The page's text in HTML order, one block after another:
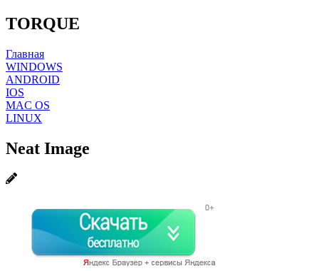
TORQUE
Главная
WINDOWS
ANDROID
IOS
MAC OS
LINUX
Neat Image